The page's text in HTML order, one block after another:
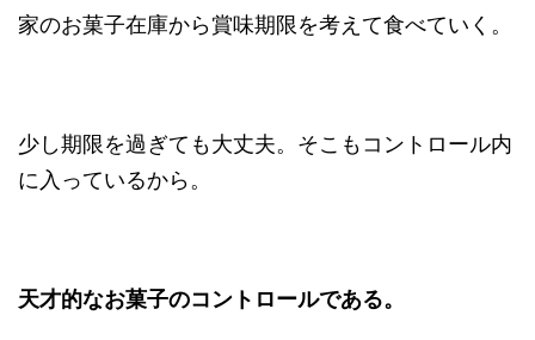
家のお菓子在庫から賞味期限を考えて食べていく。
少し期限を過ぎても大丈夫。そこもコントロール内
に入っているから。
天才的なお菓子のコントロールである。